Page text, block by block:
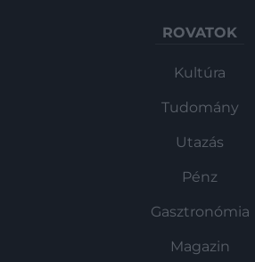
ROVATOK
Kultúra
Tudomány
Utazás
Pénz
Gasztronómia
Magazin